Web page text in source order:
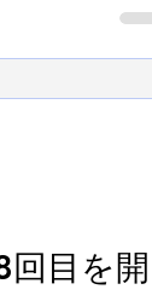
目を開